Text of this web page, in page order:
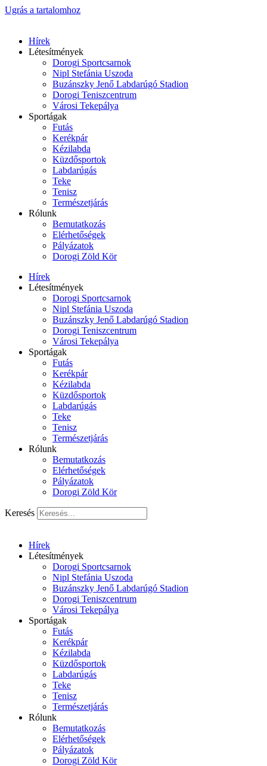
Ugrás a tartalomhoz
Hírek
Létesítmények
Dorogi Sportcsarnok
Nipl Stefánia Uszoda
Buzánszky Jenő Labdarúgó Stadion
Dorogi Teniszcentrum
Városi Tekepálya
Sportágak
Futás
Kerékpár
Kézilabda
Küzdősportok
Labdarúgás
Teke
Tenisz
Természetjárás
Rólunk
Bemutatkozás
Elérhetőségek
Pályázatok
Dorogi Zöld Kör
Hírek
Létesítmények
Dorogi Sportcsarnok
Nipl Stefánia Uszoda
Buzánszky Jenő Labdarúgó Stadion
Dorogi Teniszcentrum
Városi Tekepálya
Sportágak
Futás
Kerékpár
Kézilabda
Küzdősportok
Labdarúgás
Teke
Tenisz
Természetjárás
Rólunk
Bemutatkozás
Elérhetőségek
Pályázatok
Dorogi Zöld Kör
Keresés
Hírek
Létesítmények
Dorogi Sportcsarnok
Nipl Stefánia Uszoda
Buzánszky Jenő Labdarúgó Stadion
Dorogi Teniszcentrum
Városi Tekepálya
Sportágak
Futás
Kerékpár
Kézilabda
Küzdősportok
Labdarúgás
Teke
Tenisz
Természetjárás
Rólunk
Bemutatkozás
Elérhetőségek
Pályázatok
Dorogi Zöld Kör